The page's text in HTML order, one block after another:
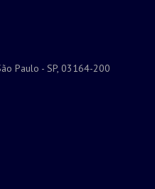
Paulo - SP, 03164-200